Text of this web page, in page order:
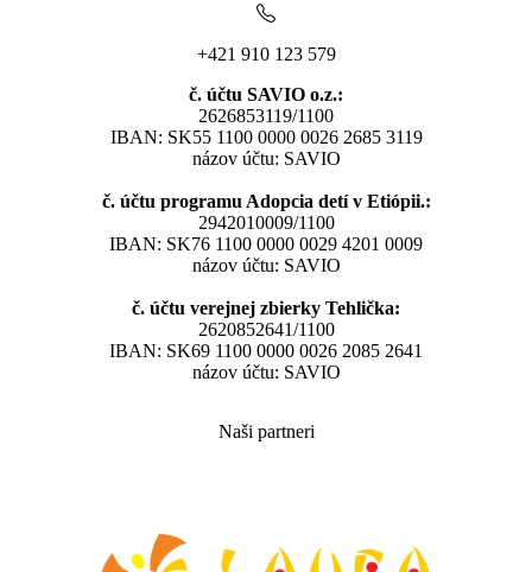
+421 910 123 579
č. účtu SAVIO o.z.:
2626853119/1100
IBAN: SK55 1100 0000 0026 2685 3119
názov účtu: SAVIO
č. účtu programu Adopcia detí v Etiópii.:
2942010009/1100
IBAN: SK76 1100 0000 0029 4201 0009
názov účtu: SAVIO
č. účtu verejnej zbierky Tehlička:
2620852641/1100
IBAN: SK69 1100 0000 0026 2085 2641
názov účtu: SAVIO
Naši partneri